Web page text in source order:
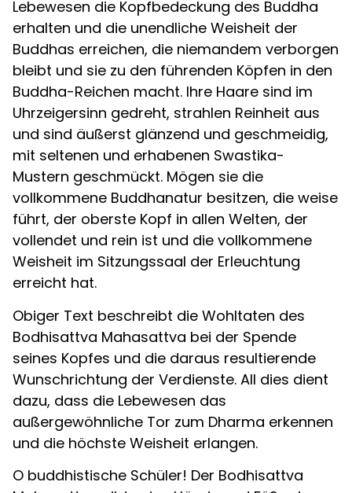
Lebewesen die Kopfbedeckung des Buddha
erhalten und die unendliche Weisheit der
Buddhas erreichen, die niemandem verborgen
bleibt und sie zu den führenden Köpfen in den
Buddha-Reichen macht. Ihre Haare sind im
Uhrzeigersinn gedreht, strahlen Reinheit aus
und sind äußerst glänzend und geschmeidig,
mit seltenen und erhabenen Swastika-
Mustern geschmückt. Mögen sie die
vollkommene Buddhanatur besitzen, die weise
führt, der oberste Kopf in allen Welten, der
vollendet und rein ist und die vollkommene
Weisheit im Sitzungssaal der Erleuchtung
erreicht hat.
Obiger Text beschreibt die Wohltaten des
Bodhisattva Mahasattva bei der Spende
seines Kopfes und die daraus resultierende
Wunschrichtung der Verdienste. All dies dient
dazu, dass die Lebewesen das
außergewöhnliche Tor zum Dharma erkennen
und die höchste Weisheit erlangen.
O buddhistische Schüler! Der Bodhisattva